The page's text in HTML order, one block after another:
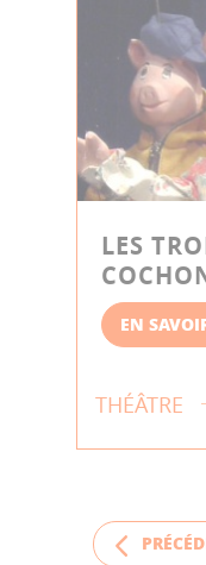
LES
EN
THÉÂTRE